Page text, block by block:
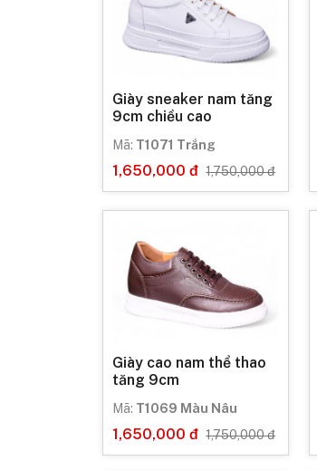
Giày sneaker nam tăng
9cm chiều cao
Mã: T1071 Trắng
1,650,000 đ 1,750,000 đ
Giày cao nam thể thao
tăng 9cm
Mã: T1069 Màu Nâu
1,650,000 đ 1,750,000 đ